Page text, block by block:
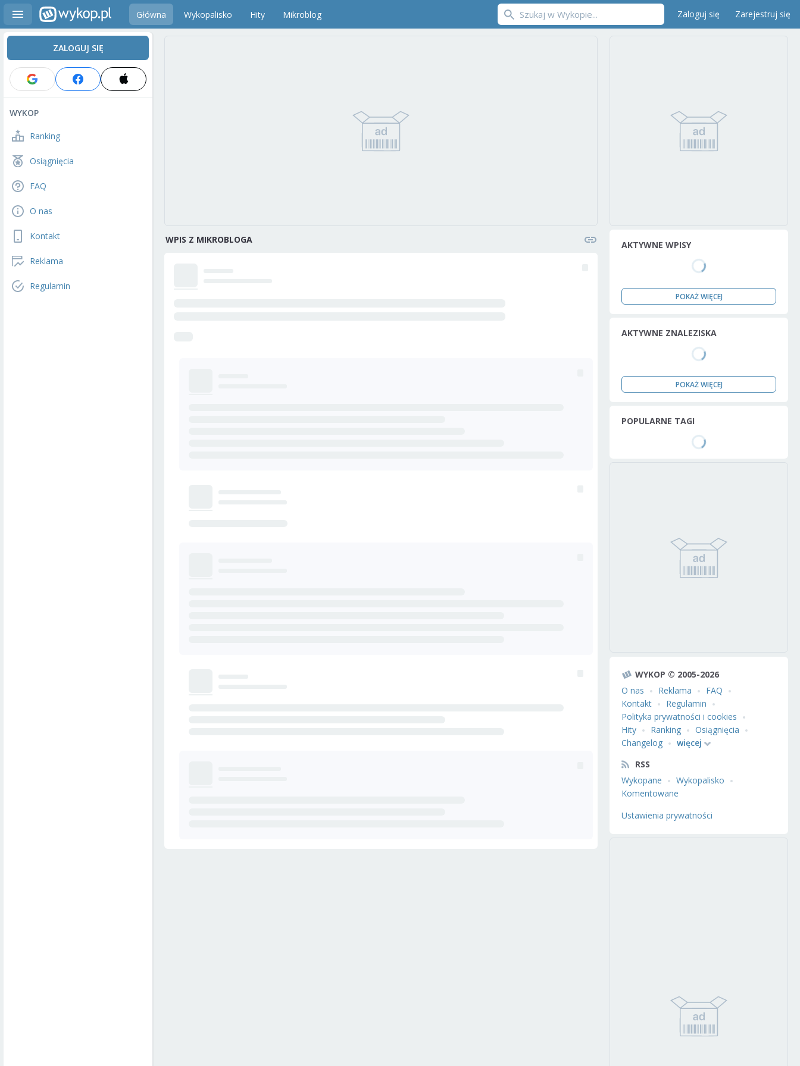
Główna Wykopalisko Hity Mikroblog Zaloguj się Zarejestruj się
ZALOGUJ SIĘ
WYKOP
Ranking
Osiągnięcia
FAQ
O nas
Kontakt
Reklama
Regulamin
WPIS Z MIKROBLOGA AKTYWNE WPISY
POKAŻ WIĘCEJ
AKTYWNE ZNALEZISKA
POKAŻ WIĘCEJ
POPULARNE TAGI
WYKOP © 2005-2026
O nas
Reklama
FAQ
Kontakt
Regulamin
Polityka prywatności i cookies
Hity
Ranking
Osiągnięcia
Changelog
więcej
RSS
Wykopane
Wykopalisko
Komentowane
Ustawienia prywatności